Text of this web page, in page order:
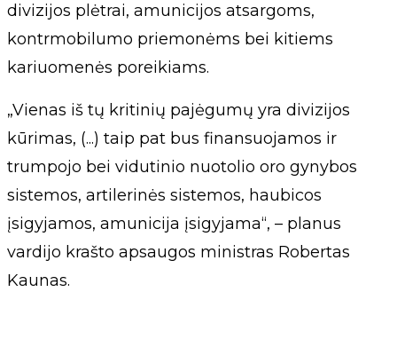
divizijos plėtrai, amunicijos atsargoms,
kontrmobilumo priemonėms bei kitiems
kariuomenės poreikiams.
„Vienas iš tų kritinių pajėgumų yra divizijos
kūrimas, (...) taip pat bus finansuojamos ir
trumpojo bei vidutinio nuotolio oro gynybos
sistemos, artilerinės sistemos, haubicos
įsigyjamos, amunicija įsigyjama“, – planus
vardijo krašto apsaugos ministras Robertas
Kaunas.